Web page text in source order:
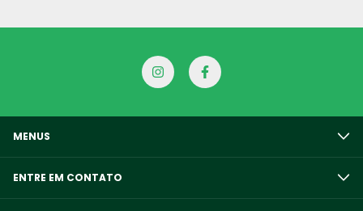
MENUS
ENTRE EM CONTATO